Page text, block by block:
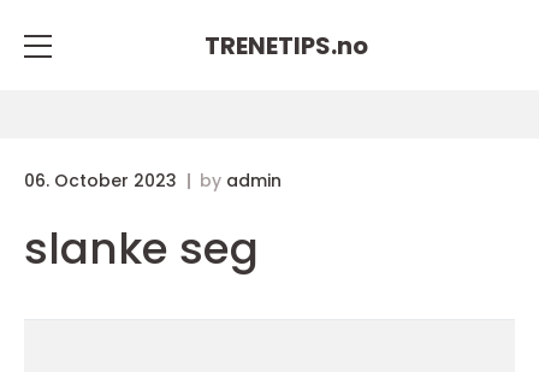
TRENETIPS.no
06. October 2023 by admin
slanke seg